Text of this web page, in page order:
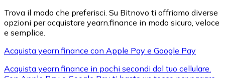
Trova il modo che preferisci. Su Bitnovo ti offriamo diverse
opzioni per acquistare yearn.finance in modo sicuro, veloce
e semplice.
Acquista yearn.finance con Apple Pay e Google Pay
Acquista yearn.finance in pochi secondi dal tuo cellulare.